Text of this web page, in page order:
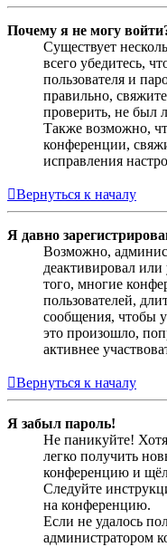
Почему я не могу
Существует
всего убедитесь,
пользователя и
правильно,
проверить, не был
Также возможно,
конференции,
исправления
Вернуться к началу
Я давно
Возможно,
деактивировал
того, многие
пользователей,
сообщения, чтобы
это произошло,
активнее
Вернуться к началу
Я забыл пароль!
Не паникуйте!
легко получить
конференцию и
Следуйте
на конференцию.
Если не удалось
администратором